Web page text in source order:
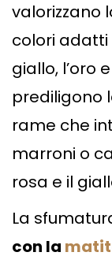
valorizzano
colori adatti
giallo, l’oro
prediligono
rame che
marroni o
rosa e il
La
con la